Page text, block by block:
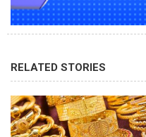
RELATED STORIES